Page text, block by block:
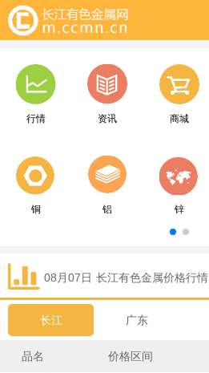
行情 资讯 商城
铜 铝 锌
08月07日 长江有色金属价格行情
长江 广东
品名 价格区间